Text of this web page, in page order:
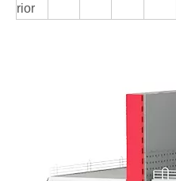
rior